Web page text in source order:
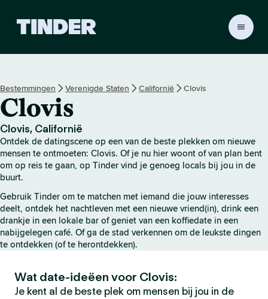
r
e
p
a
n
a
Bestemmingen Verenigde Staten Californië Clovis
Clovis
Clovis, Californië
Ontdek de datingscene op een van de beste plekken om nieuwe
mensen te ontmoeten: Clovis. Of je nu hier woont of van plan bent
om op reis te gaan, op Tinder vind je genoeg locals bij jou in de
buurt.
Gebruik Tinder om te matchen met iemand die jouw interesses
deelt, ontdek het nachtleven met een nieuwe vriend(in), drink een
drankje in een lokale bar of geniet van een koffiedate in een
nabijgelegen café. Of ga de stad verkennen om de leukste dingen
te ontdekken (of te herontdekken).
Wat date-ideëen voor Clovis:
Je kent al de beste plek om mensen bij jou in de